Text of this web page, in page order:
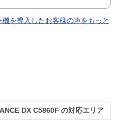
を導入したお客様の声をもっと
DX C5860F の対応エリア